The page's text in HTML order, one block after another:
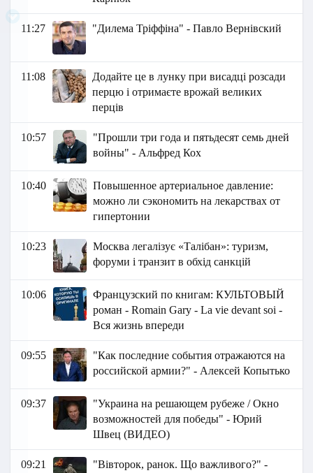
11:27 "Дилема Тріффіна" - Павло Вернівский
11:08
Додайте це в лунку при висадці розсади
перцю і отримаєте врожай великих
перців
10:57
"Прошли три года и пятьдесят семь дней
войны" - Альфред Кох
10:40
Повышенное артериальное давление:
можно ли сэкономить на лекарствах от
гипертонии
10:23
Москва легалізує «Талібан»: туризм,
форуми і транзит в обхід санкцій
10:06
Французский по книгам: КУЛЬТОВЫЙ
роман - Romain Gary - La vie devant soi -
Вся жизнь впереди
09:55
"Как последние события отражаются на
российской армии?" - Алексей Копытько
09:37
"Украина на решающем рубеже / Окно
возможностей для победы" - Юрий
Швец (ВИДЕО)
09:21
"Вівторок, ранок. Що важливого?" -